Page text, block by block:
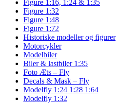
Figure 1:16, 1:24 & 1:35
Figure 1:32
Figure 1:48
Figure 1:72
Historiske modeller og figurer
Motorcykler
Modelbiler
Biler & lastbiler 1:35
Foto Æts – Fly
Decals & Mask – Fly
Modelfly 1:24 1:28 1:64
Modelfly 1:32